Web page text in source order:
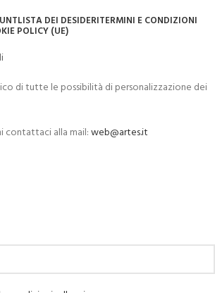
LISTA DEI DESIDERITERMINI E CONDIZIONI
POLICY (UE)
di tutte le possibilità di personalizzazione dei
contattaci alla mail:web@artes.it